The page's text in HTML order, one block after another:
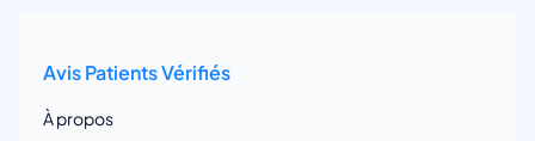
Avis Patients Vérifiés
À propos